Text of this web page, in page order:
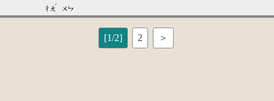
ㄔㄤ
ˊ
ㄨㄣ
[1/2] 2 ＞